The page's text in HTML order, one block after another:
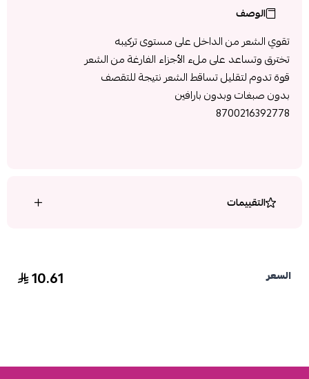
الوصف
تقوي الشعر من الداخل على مستوى تركيبه
تخترق وتساعد على ملء الأجزاء الفارغة من الشعر
قوة تدوم لتقليل تساقط الشعر نتيجة للتقصف
بدون صبغات وبدون بارافين
8700216392778
التقييمات
السعر 10.61